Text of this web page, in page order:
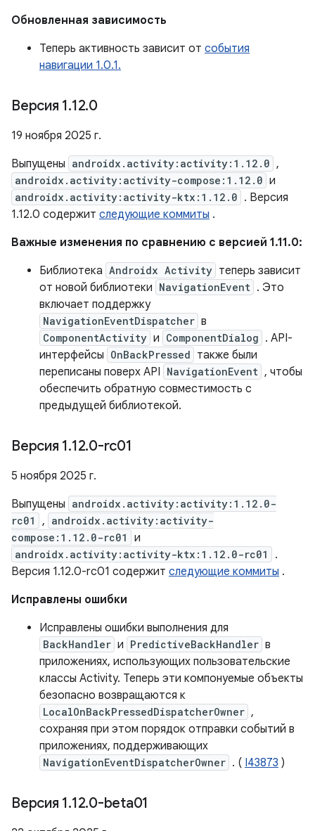
Обновленная зависимость
Теперь активность зависит от события
навигации 1.0.1.
Версия 1.12.0
19 ноября 2025 г.
Выпущены androidx.activity:activity:1.12.0 ,
androidx.activity:activity-compose:1.12.0 и
androidx.activity:activity-ktx:1.12.0 . Версия
1.12.0 содержит следующие коммиты .
Важные изменения по сравнению с версией 1.11.0:
Библиотека Androidx Activity теперь зависит
от новой библиотеки NavigationEvent . Это
включает поддержку
NavigationEventDispatcher в
ComponentActivity и ComponentDialog . API-
интерфейсы OnBackPressed также были
переписаны поверх API NavigationEvent , чтобы
обеспечить обратную совместимость с
предыдущей библиотекой.
Версия 1.12.0-rc01
5 ноября 2025 г.
Выпущены androidx.activity:activity:1.12.0-
rc01
, androidx.activity:activity-
compose:1.12.0-rc01
и
androidx.activity:activity-ktx:1.12.0-rc01
.
Версия 1.12.0-rc01 содержит следующие коммиты .
Исправлены ошибки
Исправлены ошибки выполнения для
BackHandler и PredictiveBackHandler в
приложениях, использующих пользовательские
классы Activity. Теперь эти компонуемые объекты
безопасно возвращаются к
LocalOnBackPressedDispatcherOwner ,
сохраняя при этом порядок отправки событий в
приложениях, поддерживающих
NavigationEventDispatcherOwner . ( I43873 )
Версия 1.12.0-beta01